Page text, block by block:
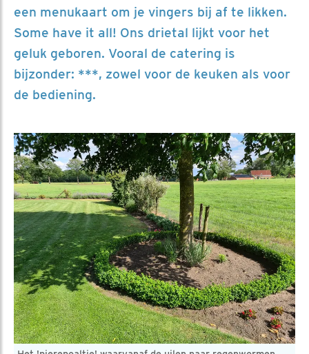
een menukaart om je vingers bij af te likken.
Some have it all! Ons drietal lijkt voor het
geluk geboren. Vooral de catering is
bijzonder: ***, zowel voor de keuken als voor
de bediening.